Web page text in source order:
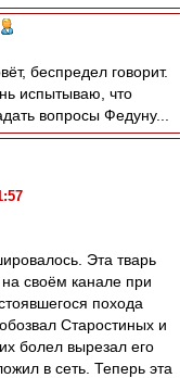
беспредел говорит.
испытываю, что
вопросы Федуну...
Эта тварь
своём канале при
похода
Старостиных и
болел вырезал его
в сеть. Теперь эта